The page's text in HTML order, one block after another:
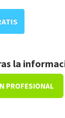
la
PROFESIONAL